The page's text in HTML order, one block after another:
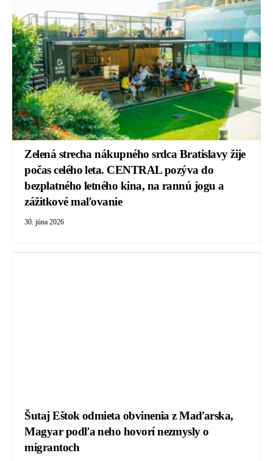
Zelená strecha nákupného srdca Bratislavy žije
počas celého leta. CENTRAL pozýva do
bezplatného letného kina, na rannú jogu a
zážitkové maľovanie
30. júna 2026
Šutaj Eštok odmieta obvinenia z Maďarska,
Magyar podľa neho hovorí nezmysly o
migrantoch